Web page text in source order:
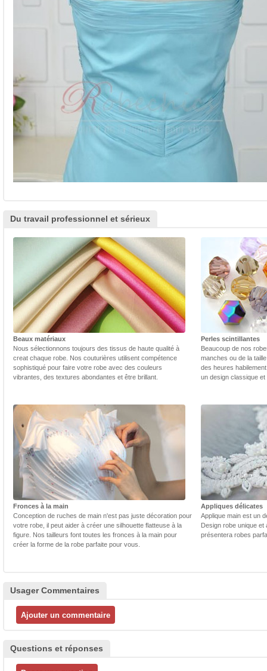
Du travail professionnel et sérieux
Beaux matériaux
Nous sélectionnons toujours des tissus de haute qualité à
creat chaque robe. Nos couturières utilisent compétence
sophistiqué pour faire votre robe avec des couleurs
vibrantes, des textures abondantes et être brillant.
Perles scintillantes
Beaucoup de nos
manches ou de la
des heures
un design classique
Fronces à la main
Conception de ruches de main n'est pas juste décoration pour
votre robe, il peut aider à créer une silhouette flatteuse à la
figure. Nos tailleurs font toutes les fronces à la main pour
créer la forme de la robe parfaite pour vous.
Appliques délicates
Applique main est un
Design robe unique
présentera robes
Usager Commentaires
Questions et réponses